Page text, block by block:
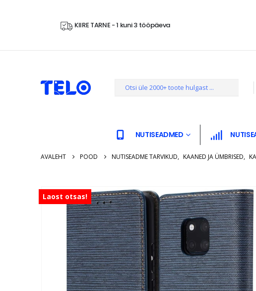
KIIRE TARNE - 1 kuni 3 tööpäeva
NUTISEADMED
AVALEHT POOD NUTISEADME TARVIKUD, KAANED JA ÜMBRISED,
Laost otsas!